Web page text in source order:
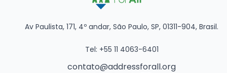
Av Paulista, 171, 4º andar, São Paulo, SP, 01311-904, Brasil.
Tel: +55 11 4063-6401
contato@addressforall.org